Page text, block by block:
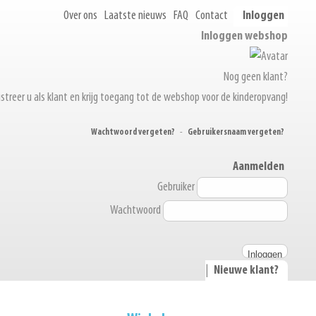
Over ons Laatste nieuws FAQ Contact
Inloggen
Inloggen webshop
Nog geen klant?
u als klant en krijg toegang tot de webshop voor de kinderopvang!
Wachtwoord vergeten? - Gebruikersnaam vergeten?
Aanmelden
Gebruiker
Wachtwoord
Nieuwe klant?